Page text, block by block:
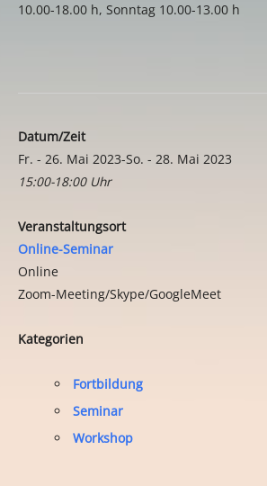
10.00-18.00 h, Sonntag 10.00-13.00 h
Datum/Zeit
Fr. - 26. Mai 2023-So. - 28. Mai 2023
15:00-18:00 Uhr
Veranstaltungsort
Online-Seminar
Online
Zoom-Meeting/Skype/GoogleMeet
Kategorien
Fortbildung
Seminar
Workshop